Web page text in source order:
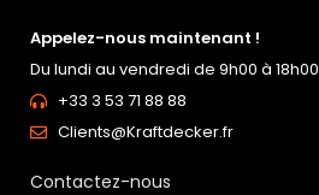
Appelez-nous maintenant !
Du lundi au vendredi de 9h00 à 18h00
+33 3 53 71 88 88
Clients@Kraftdecker.fr
Contactez-nous